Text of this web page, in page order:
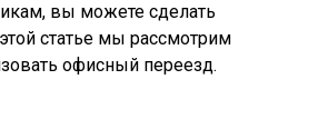
вы можете сделать
статье мы рассмотрим
офисный переезд.